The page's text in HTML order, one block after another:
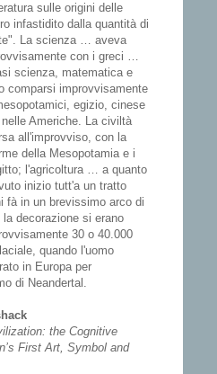
sulle origini delle
infastidito dalla quantità di
La scienza … aveva
con i greci …
scienza, matematica e
comparsi improvvisamente
egizio, cinese
Americhe. La civiltà
all'improvviso, con la
della Mesopotamia e i
l'agricoltura … a quanto
inizio tutt'a un tratto
fà in un brevissimo arco di
decorazione si erano
30 o 40.000
quando l'uomo
in Europa per
di Neandertal.
the Cognitive
First Art, Symbol and